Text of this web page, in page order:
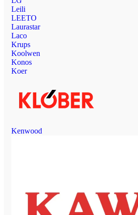
Leili
LEETO
Laurastar
Laco
Krups
Koolwen
Konos
Koer
Kenwood